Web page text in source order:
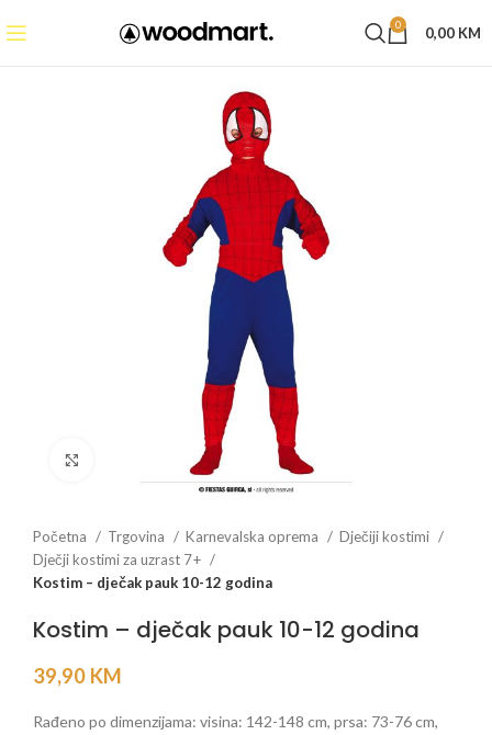
0 0,00 KM
Click to enlarge
Početna Trgovina Karnevalska oprema
Dječiji kostimi
Dječji kostimi za uzrast 7+
Kostim – dječak pauk 10-12 godina
Kostim – dječak pauk 10-12 godina
39,90 KM
Rađeno po dimenzijama: visina: 142-148 cm, prsa: 73-76 cm,